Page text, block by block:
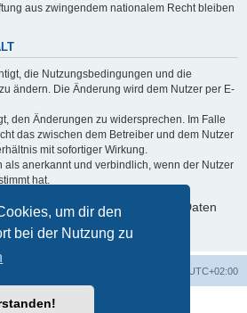
um dir den
bei der Nutzung zu
aus zwingendem nationalem Recht bleiben
die Nutzungsbedingungen und die
ändern. Die Änderung wird dem Nutzer per E-
den Änderungen zu widersprechen. Im Falle
das zwischen dem Betreiber und dem Nutzer
mit sofortiger Wirkung.
als anerkannt und verbindlich, wenn der Nutzer
hat.
mit deinen persönlichen Daten
enthalten.
UTC+02:00
® Forum Software © phpBB Limited